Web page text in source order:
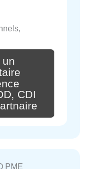
CDI
PME